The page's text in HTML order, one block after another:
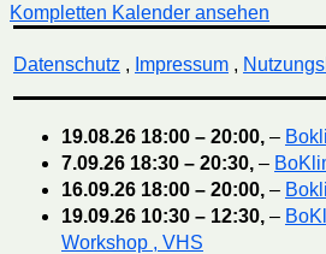
Kompletten Kalender ansehen
Datenschutz , Impressum,
19.08.26 18:00 – 20:00, –
7.09.26 18:30 – 20:30, –
16.09.26 18:00 – 20:00, –
19.09.26 10:30 – 12:30, –
Workshop , VHS